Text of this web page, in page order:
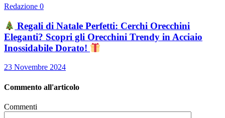
Redazione 0
Regali di Natale Perfetti: Cerchi Orecchini
Eleganti? Scopri gli Orecchini Trendy in Acciaio
Inossidabile Dorato!
23 Novembre 2024
Commento all'articolo
Commenti